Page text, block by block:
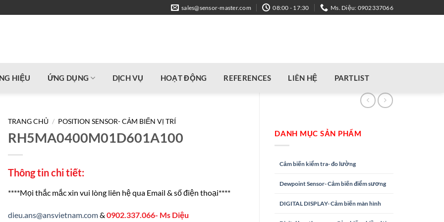
sales@sensor-master.com 08:00 - 17:30 Ms. Diệu: 0902337066
HIỆU ỨNG DỤNG DỊCH VỤ HOẠT ĐỘNG REFERENCES LIÊN HỆ PARTLIST
DANH MỤC SẢN PHẨM
Cảm biến kiểm tra- đo lường
Dewpoint Sensor- Cảm biến điểm sương
DIGITAL DISPLAY- Cảm biến màn hình
TRANG CHỦ / POSITION SENSOR- CẢM BIẾN VỊ TRÍ
RH5MA0400M01D601A100
Thông tin chi tiết:
****Mọi thắc mắc xin vui lòng liên hệ qua Email & số điện thoại****
dieu.ans@ansvietnam.com&0902.337.066- Ms Diệu